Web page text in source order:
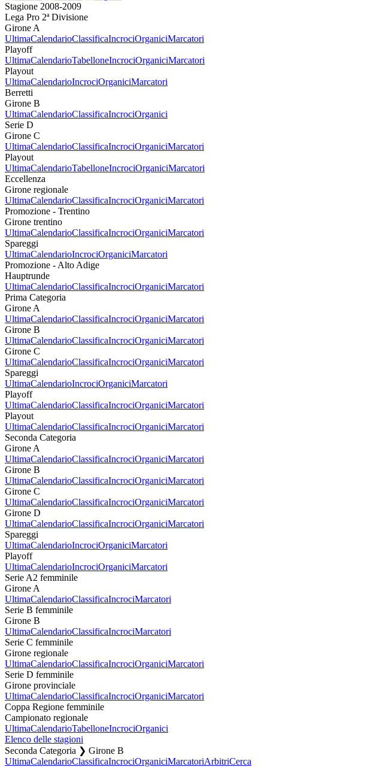
Stagione 2008-2009
Lega Pro 2ª Divisione
Girone A
UltimaCalendarioClassificaIncrociOrganiciMarcatori
Playoff
UltimaCalendarioTabelloneIncrociOrganiciMarcatori
Playout
UltimaCalendarioIncrociOrganiciMarcatori
Berretti
Girone B
UltimaCalendarioClassificaIncrociOrganici
Serie D
Girone C
UltimaCalendarioClassificaIncrociOrganiciMarcatori
Playout
UltimaCalendarioTabelloneIncrociOrganiciMarcatori
Eccellenza
Girone regionale
UltimaCalendarioClassificaIncrociOrganiciMarcatori
Promozione - Trentino
Girone trentino
UltimaCalendarioClassificaIncrociOrganiciMarcatori
Spareggi
UltimaCalendarioIncrociOrganiciMarcatori
Promozione - Alto Adige
Hauptrunde
UltimaCalendarioClassificaIncrociOrganiciMarcatori
Prima Categoria
Girone A
UltimaCalendarioClassificaIncrociOrganiciMarcatori
Girone B
UltimaCalendarioClassificaIncrociOrganiciMarcatori
Girone C
UltimaCalendarioClassificaIncrociOrganiciMarcatori
Spareggi
UltimaCalendarioIncrociOrganiciMarcatori
Playoff
UltimaCalendarioClassificaIncrociOrganiciMarcatori
Playout
UltimaCalendarioClassificaIncrociOrganiciMarcatori
Seconda Categoria
Girone A
UltimaCalendarioClassificaIncrociOrganiciMarcatori
Girone B
UltimaCalendarioClassificaIncrociOrganiciMarcatori
Girone C
UltimaCalendarioClassificaIncrociOrganiciMarcatori
Girone D
UltimaCalendarioClassificaIncrociOrganiciMarcatori
Spareggi
UltimaCalendarioIncrociOrganiciMarcatori
Playoff
UltimaCalendarioIncrociOrganiciMarcatori
Serie A2 femminile
Girone A
UltimaCalendarioClassificaIncrociMarcatori
Serie B femminile
Girone B
UltimaCalendarioClassificaIncrociMarcatori
Serie C femminile
Girone regionale
UltimaCalendarioClassificaIncrociOrganiciMarcatori
Serie D femminile
Girone provinciale
UltimaCalendarioClassificaIncrociOrganiciMarcatori
Coppa Regione femminile
Campionato regionale
UltimaCalendarioTabelloneIncrociOrganici
Elenco delle stagioni
Seconda Categoria ❯ Girone B
UltimaCalendarioClassificaIncrociOrganiciMarcatoriArbitriCerca